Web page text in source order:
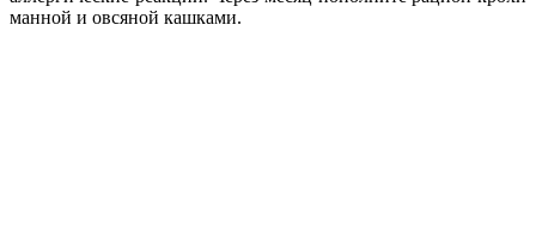
манной и овсяной кашками.